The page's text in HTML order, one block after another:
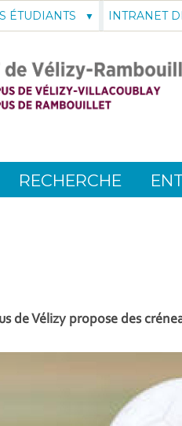
RECHERCHE
de Vélizy propose des
ÉTUDIANTS INTRANET